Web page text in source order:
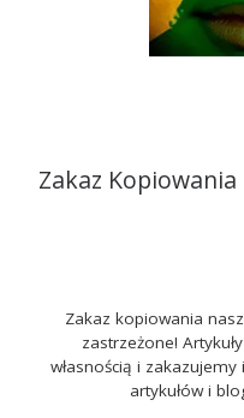
Zakaz Kopiowania
Zakaz kopiowania
zastrzeżone!
własnością i
artykułów i